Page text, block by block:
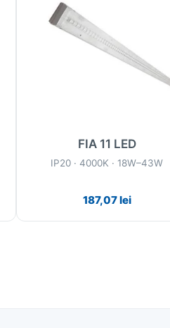
FIA 11 LED
IP20 · 4000K · 18W–43W
187,07lei